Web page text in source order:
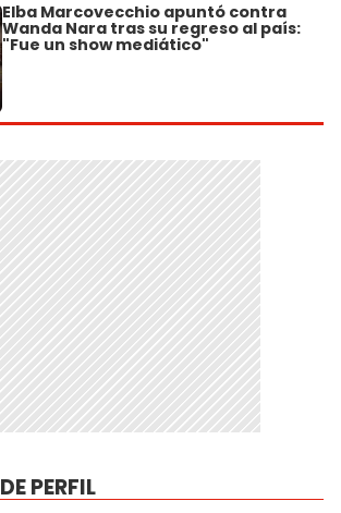
Elba Marcovecchio apuntó contra
Wanda Nara tras su regreso al país:
"Fue un show mediático"
PERFIL